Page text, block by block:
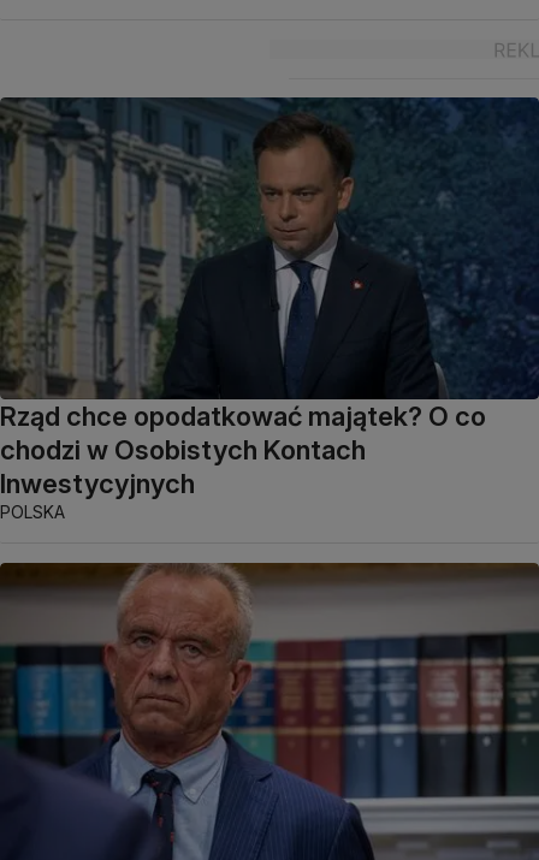
Rząd chce opodatkować majątek? O co
chodzi w Osobistych Kontach
Inwestycyjnych
POLSKA